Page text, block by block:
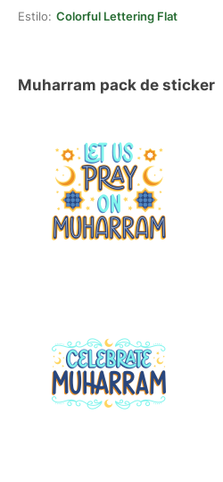
Estilo: Colorful Lettering Flat
Muharram pack de sticker